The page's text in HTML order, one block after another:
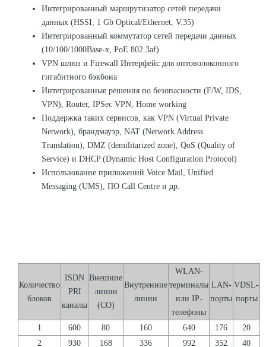
Интегрированный маршрутизатор сетей передачи
данных (HSSI, 1 Gb Optical/Ethernet, V.35)
Интегрированный коммутатор сетей передачи данных
(10/100/1000Base-x, PoE 802.3af)
VPN шлюз и Firewall Интерфейс для оптоволоконного
гигабитного бэкбона
Интегрированные решения по безопасности (F/W, IDS,
VPN), Router, IPSec VPN, Home working
Поддержка таких сервисов, как VPN (Virtual Private
Network), брандмауэр, NAT (Network Address
Translation), DMZ (demilitarized zone), QoS (Quality of
Service) и DHCP (Dynamic Host Configuration Protocol)
Использование приложений Voice Mail, Unified
Messaging (UMS), ПО Call Centre и др.
Количество
блоков
ISDN
PRI
каналы
Внешние
линии
(СО)
Внутренние
линии
WLAN-
терминалы
или IP-
телефоны
LAN-
порты
VDSL-
порты
1 600 80 160 640 176
20
2
930 168 336 992 352 40